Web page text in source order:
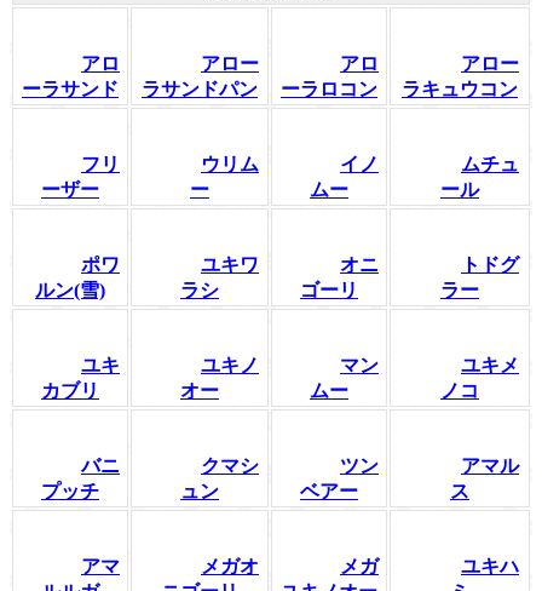
アロ
ーラサンド
アロー
ラサンドパン
アロ
ーラロコン
アロー
ラキュウコン
フリ
ーザー
ウリム
ー
イノ
ムー
ムチュ
ール
ポワ
ルン(雪)
ユキワ
ラシ
オニ
ゴーリ
トドグ
ラー
ユキ
カブリ
ユキノ
オー
マン
ムー
ユキメ
ノコ
バニ
プッチ
クマシ
ュン
ツン
ベアー
アマル
ス
アマ
メガオ
メガ
ユキハ